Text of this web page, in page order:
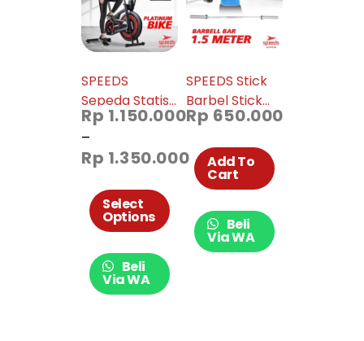
SPEEDS
Sepeda Statis
Platinum Bike
Alat Fitness
Spinning Bike
Untuk Di
Rumah 042-19
Rp 1.150.000
–
Rp 1.350.000
Select
Options
Beli
Via WA
SPEEDS Stick
Barbel Stick
Dumbell Bar
Olympic
150cm 014-46
Rp 650.000
Add To
Cart
Beli
Via WA